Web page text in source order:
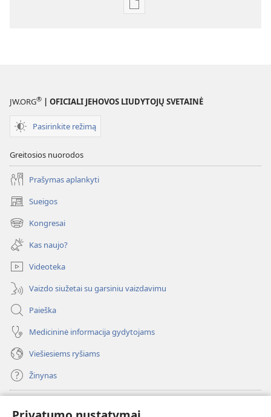
Skaitmeninių
rugsėjo 8 d.
JW.ORG® | OFICIALI JEHOVOS LIUDYTOJŲ SVETAINĖ
Pasirinkite režimą
Greitosios nuorodos
Prašymas aplankyti
Sueigos
(atsiveria
naujas
langas)
Kongresai
(atsiveria
naujas
langas)
Kas naujo?
Videoteka
Vaizdo siužetai su garsiniu vaizdavimu
Paieška
Medicininė informacija gydytojams
Viešiesiems ryšiams
Žinynas
(atsiveria